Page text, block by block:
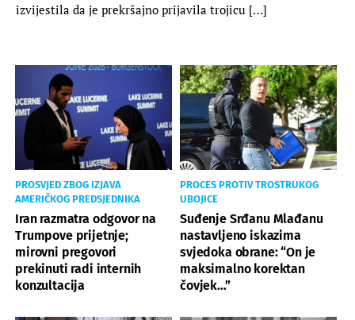
izvijestila da je prekršajno prijavila trojicu […]
PROSVJED ZBOG IZJAVA
AMERIČKOG PREDSJEDNIKA
Iran razmatra odgovor na
Trumpove prijetnje;
mirovni pregovori
prekinuti radi internih
konzultacija
PROCES PROTIV TROSTRUKOG
UBOJICE
Suđenje Srđanu Mlađanu
nastavljeno iskazima
svjedoka obrane: “On je
maksimalno korektan
čovjek…”